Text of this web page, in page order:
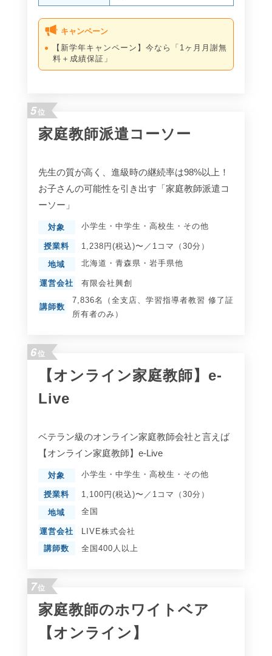
キャンペーン
【新学年キャンペーン】今なら「1ヶ月月謝無
料＋成績保証」
5位
家庭教師派遣コーソー
先生の質が高く、進級時の継続率は98%以上！
お子さんの可能性を引き出す「家庭教師派遣コ
ーソー」
対象 小学生 ・ 中学生 ・ 高校生 ・ その他
授業料 1,238円(税込)〜／1コマ（30分）
地域 北海道 ・ 青森県 ・ 岩手県他
運営会社 有限会社興創
講師数
7,836名（全支店、学習指導者教習 修了証
所有者のみ）
6位
【オンライン家庭教師】e-
Live
ベテラン級のオンライン家庭教師会社と言えば
【オンライン家庭教師】e-Live
対象 小学生 ・ 中学生 ・ 高校生 ・ その他
授業料 1,100円(税込)〜／1コマ（30分）
地域 全国
運営会社
LIVE株式会社
講師数
全国400人以上
7位
家庭教師のホワイトベア
【オンライン】